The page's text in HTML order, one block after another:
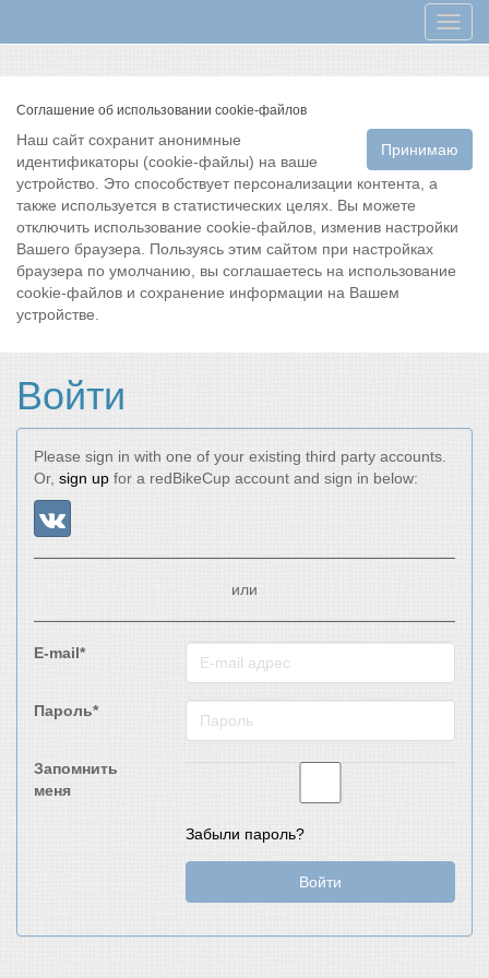
Меню
Соглашение об использовании cookie-файлов
Принимаю
Наш сайт сохранит анонимные
идентификаторы (cookie-файлы) на ваше
устройство. Это способствует персонализации контента, а
также используется в статистических целях. Вы можете
отключить использование cookie-файлов, изменив настройки
Вашего браузера. Пользуясь этим сайтом при настройках
браузера по умолчанию, вы соглашаетесь на использование
cookie-файлов и сохранение информации на Вашем
устройстве.
Войти
Please sign in with one of your existing third party accounts.
Or, sign up for a redBikeCup account and sign in below:
или
E-mail*
Пароль*
Запомнить
меня
Забыли пароль?
Войти